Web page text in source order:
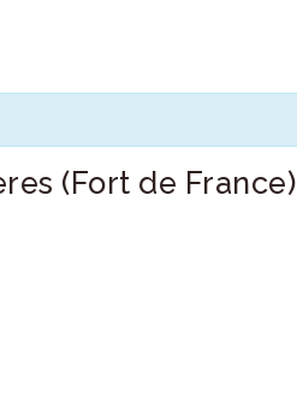
(Fort de France)